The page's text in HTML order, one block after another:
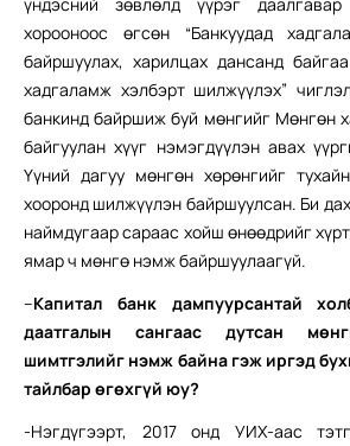
хорооноос өгсөн “Банкуудад
байршуулах, харилцах дансанд
хадгаламж хэлбэрт шилжүүлэх”
банкинд байршиж буй мөнгийг Мөнгөн
байгуулан хүүг нэмэгдүүлэн авах
Үүний дагуу мөнгөн хөрөнгийг
хооронд шилжүүлэн байршуулсан. Би
наймдугаар сараас хойш өнөөдрийг
ямар ч мөнгө нэмж байршуулаагүй.
–Капитал банк дампуурсантай
даатгалын сангаас дутсан
шимтгэлийг нэмж байна гэж иргэд
тайлбар өгөхгүй юу?
-Нэгдүгээрт, 2017 онд УИХ-аас